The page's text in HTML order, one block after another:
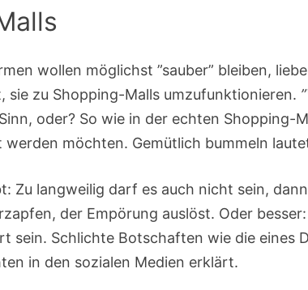
wollen möglichst ”sauber” bleiben,
sie zu Shopping-Malls umzufunktionieren.
oder? So wie in der echten Shopping-
möchten. Gemütlich bummeln
Zu langweilig darf es auch nicht sein,
der Empörung auslöst. Oder
sein. Schlichte Botschaften wie die eines
in den sozialen Medien erklärt.